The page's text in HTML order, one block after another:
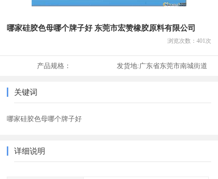
哪家硅胶色母哪个牌子好 东莞市宏赞橡胶原料有限公司
浏览次数： 401 次
产品规格： 发货地:广东省东莞市南城街道
关键词
哪家硅胶色母哪个牌子好
详细说明